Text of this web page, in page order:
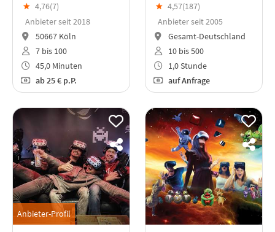
★ 4,76(7)
Anbieter seit 2018
50667 Köln
7 bis 100
45,0 Minuten
ab25 € p.P.
★ 4,57(187)
Anbieter seit 2005
Gesamt-Deutschland
10 bis 500
1,0 Stunde
auf Anfrage
Anbieter-Profil